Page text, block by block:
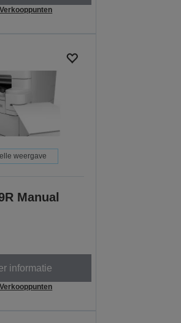
Verkooppunten
weergave
Manual
informatie
Verkooppunten